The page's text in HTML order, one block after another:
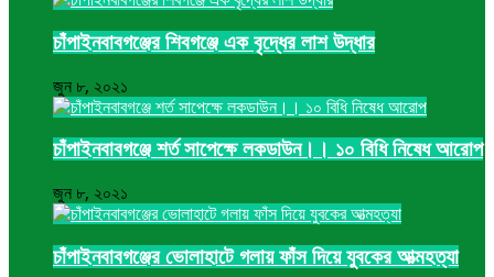
চাঁপাইনবাবগঞ্জের শিবগঞ্জে এক বৃদ্ধের লাশ উদ্ধার
জুন ৮, ২০২১
চাঁপাইনবাবগঞ্জে শর্ত সাপেক্ষে লকডাউন।। ১০ বিধি নিষেধ আরোপ
জুন ৮, ২০২১
চাঁপাইনবাবগঞ্জের ভোলাহাটে গলায় ফাঁস দিয়ে যুবকের আত্মহত্যা